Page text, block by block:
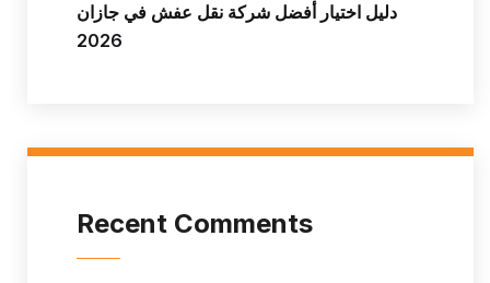
دليل اختيار أفضل شركة نقل عفش في جازان
2026
Recent Comments